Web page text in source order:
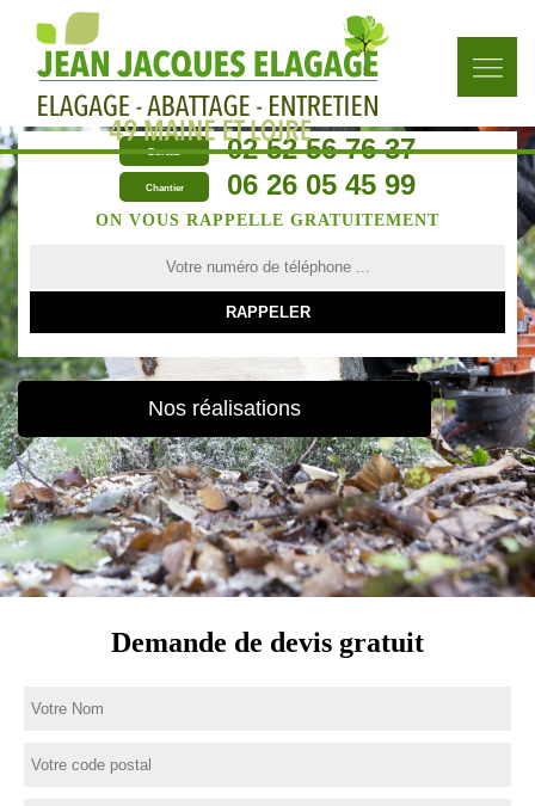
Bureau 02 52 56 76 37
Chantier 06 26 05 45 99
ON VOUS RAPPELLE GRATUITEMENT
Nos réalisations
Demande de devis gratuit